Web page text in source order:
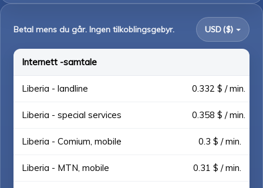
Betal mens du går. Ingen tilkoblingsgebyr. USD ($)
Internett -samtale
Liberia - landline 0.332 $ / min.
Liberia - special services 0.358 $ / min.
Liberia - Comium, mobile 0.3 $ / min.
Liberia - MTN, mobile 0.31 $ / min.